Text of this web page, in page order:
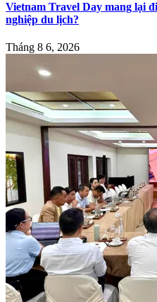
Vietnam Travel Day mang lại
nghiệp du lịch?
Tháng 8 6, 2026